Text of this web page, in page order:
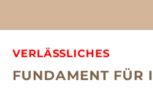
VERLÄSSLICHES
FUNDAMENT FÜR